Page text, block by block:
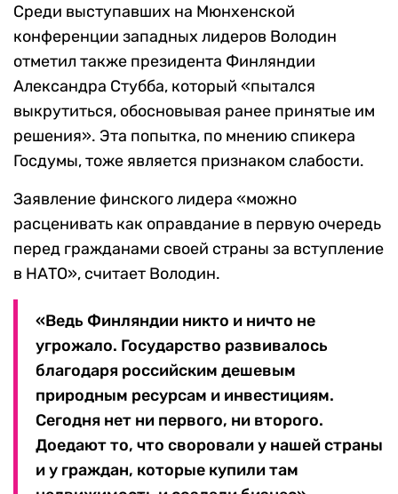
Среди выступавших на Мюнхенской
конференции западных лидеров Володин
отметил также президента Финляндии
Александра Стубба, который «пытался
выкрутиться, обосновывая ранее принятые им
решения». Эта попытка, по мнению спикера
Госдумы, тоже является признаком слабости.
Заявление финского лидера «можно
расценивать как оправдание в первую очередь
перед гражданами своей страны за вступление
в НАТО», считает Володин.
«Ведь Финляндии никто и ничто не
угрожало. Государство развивалось
благодаря российским дешевым
природным ресурсам и инвестициям.
Сегодня нет ни первого, ни второго.
Доедают то, что своровали у нашей страны
и у граждан, которые купили там